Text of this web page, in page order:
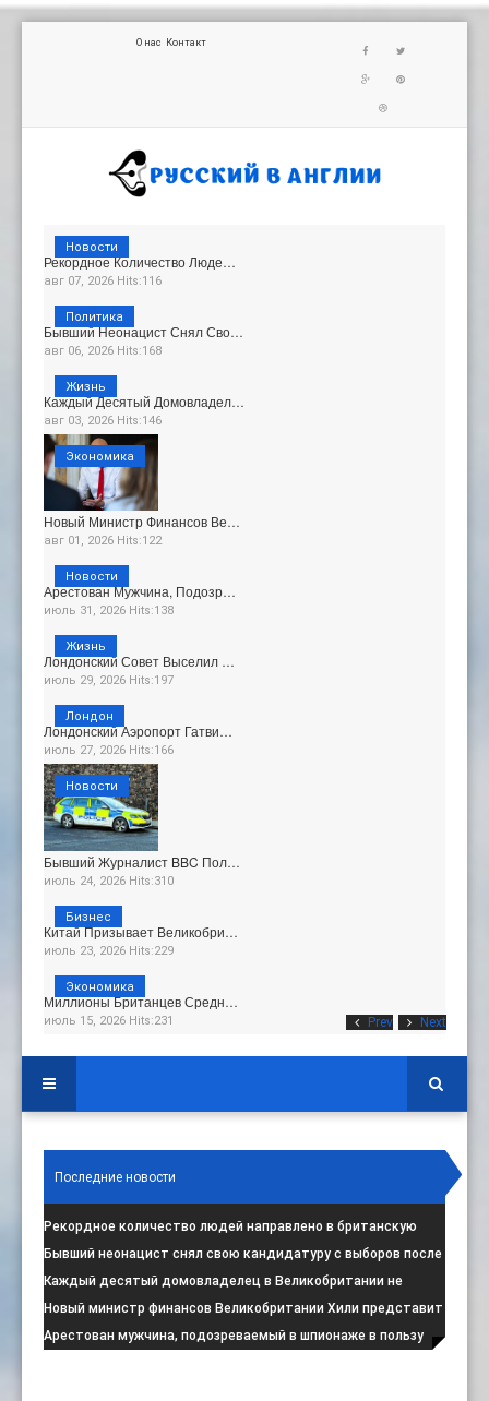
О нас Контакт
Prev Next
Рекордное Количество Люде…
авг 07, 2026 Hits:116
Новости
Бывший Неонацист Снял Сво…
авг 06, 2026 Hits:168
Политика
Каждый Десятый Домовладел…
авг 03, 2026 Hits:146
Жизнь
Новый Министр Финансов Ве…
авг 01, 2026 Hits:122
Экономика
Арестован Мужчина, Подозр…
июль 31, 2026 Hits:138
Новости
Лондонский Совет Выселил …
июль 29, 2026 Hits:197
Жизнь
Лондонский Аэропорт Гатви…
июль 27, 2026 Hits:166
Лондон
Бывший Журналист BBC Пол…
июль 24, 2026 Hits:310
Новости
Китай Призывает Великобри…
июль 23, 2026 Hits:229
Бизнес
Миллионы Британцев Средн…
июль 15, 2026 Hits:231
Экономика
Последние новости
Рекордное количество людей направлено в британскую
программу по борьбе с радикал:
Бывший неонацист снял свою кандидатуру с выборов после
негативной реакции общест:
Каждый десятый домовладелец в Великобритании не
намерен соблюдать запрет на испо:
Новый министр финансов Великобритании Хили представит
свой первый бюджет 28 октя:
Арестован мужчина, подозреваемый в шпионаже в пользу